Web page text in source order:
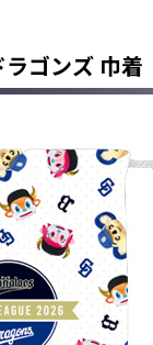
ゴンズ 巾着